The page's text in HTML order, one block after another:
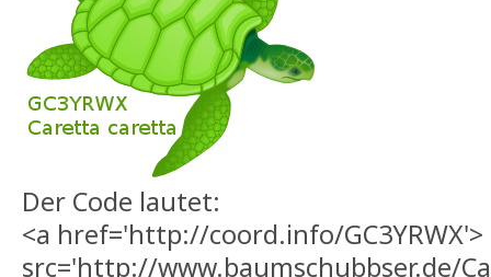
Der Code lautet:
<a href='http://coord.info/GC3YRWX'>
src='http://www.baumschubbser.de/